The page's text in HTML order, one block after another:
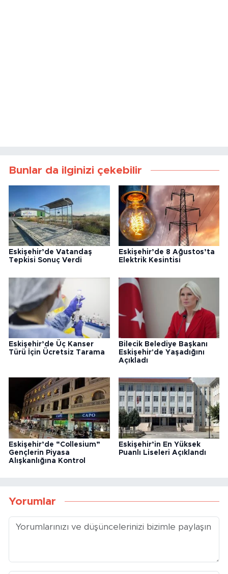
Bunlar da ilginizi çekebilir
Eskişehir’de Vatandaş
Tepkisi Sonuç Verdi
Eskişehir’de 8 Ağustos’ta
Elektrik Kesintisi
Eskişehir’de Üç Kanser
Türü İçin Ücretsiz Tarama
Bilecik Belediye Başkanı
Eskişehir'de Yaşadığını
Açıkladı
Eskişehir’de “Collesium”
Gençlerin Piyasa
Alışkanlığına Kontrol
Eskişehir’in En Yüksek
Puanlı Liseleri Açıklandı
Yorumlar